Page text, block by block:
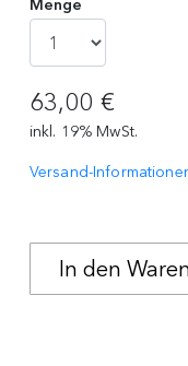
Menge
63,00 €
inkl. 19% MwSt.
Versand-